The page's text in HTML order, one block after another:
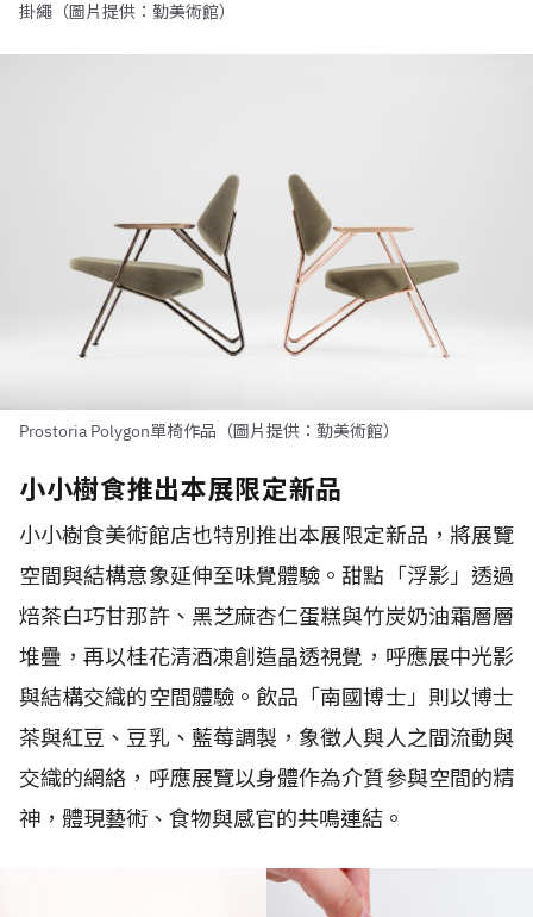
掛繩（圖片提供：勤美術館）
Prostoria Polygon單椅作品（圖片提供：勤美術館）
小小樹食推出本展限定新品
小小樹食美術館店也特別推出本展限定新品，將展覽
空間與結構意象延伸至味覺體驗。甜點「浮影」透過
焙茶白巧甘那許、黑芝麻杏仁蛋糕與竹炭奶油霜層層
堆疊，再以桂花清酒凍創造晶透視覺，呼應展中光影
與結構交織的空間體驗。飲品「南國博士」則以博士
茶與紅豆、豆乳、藍莓調製，象徵人與人之間流動與
交織的網絡，呼應展覽以身體作為介質參與空間的精
神，體現藝術、食物與感官的共鳴連結。